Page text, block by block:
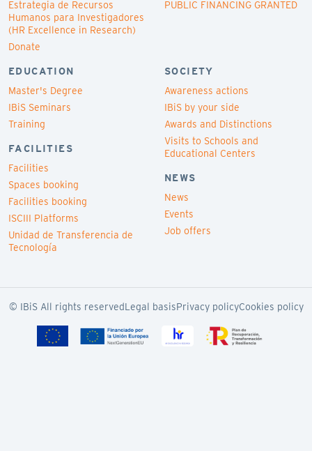
Estrategia de Recursos
Humanos para Investigadores
(HR Excellence in Research)
Donate
PUBLIC FINANCING GRANTED
EDUCATION
Master's Degree
IBiS Seminars
Training
FACILITIES
Facilities
Spaces booking
Facilities booking
ISCIII Platforms
Unidad de Transferencia de
Tecnología
SOCIETY
Awareness actions
IBiS by your side
Awards and Distinctions
Visits to Schools and
Educational Centers
NEWS
News
Events
Job offers
© IBiS All rights reservedLegal basisPrivacy policyCookies policy